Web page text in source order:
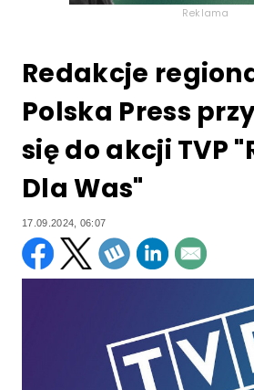
Reklama
Redakcje
Polska Press
się do akcji TVP
Dla Was"
17.09.2024, 06:07